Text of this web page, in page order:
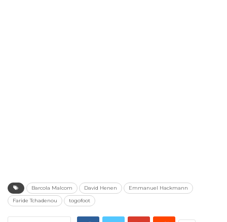
Barcola Malcom David Henen
Emmanuel Hackmann
Faride Tchadenou
togofoot